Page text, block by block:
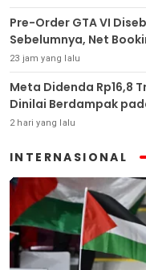
Pre-Order GTA VI
Sebelumnya, Net
23 jam yang lalu
Meta Didenda Rp16,8
Dinilai Berdampak
2 hari yang lalu
INTERNASIONAL